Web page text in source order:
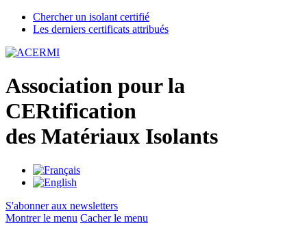
Chercher un isolant certifié
Les derniers certificats attribués
Association pour la
CERtification
des Matériaux Isolants
S'abonner aux newsletters
Montrer le menu Cacher le menu